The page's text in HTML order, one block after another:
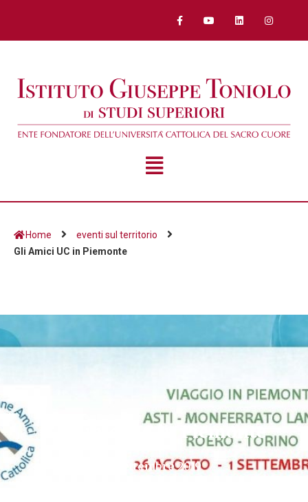
Home
eventi sul territorio
Gli Amici UC in Piemonte
Gli Amici UC in Piemonte
2 Settembre 2019